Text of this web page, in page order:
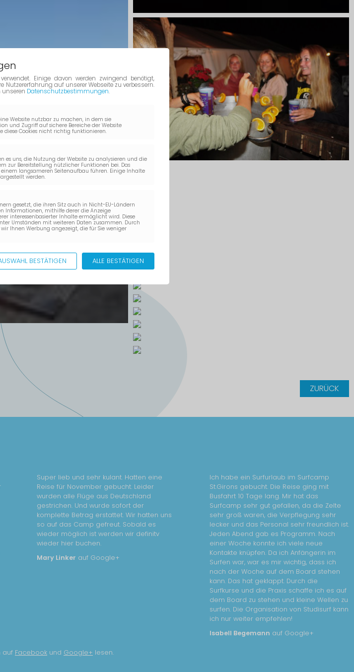
ZURÜCK
Super lieb und sehr kulant. Hatten eine
Reise für November gebucht. Leider
wurden alle Flüge aus Deutschland
gestrichen. Und wurde sofort der
komplette Betrag erstattet. Wir hatten uns
so auf das Camp gefreut. Sobald es
wieder möglich ist werden wir definitv
wieder hier buchen.
Mary Linker auf Google+
Ich habe ein Surfurlaub im Surfcamp
St.Girons gebucht. Die Reise ging mit
Busfahrt 10 Tage lang. Mir hat das
Surfcamp sehr gut gefallen, da die Zelte
sehr groß waren, die Verpflegung sehr
lecker und das Personal sehr freundlich ist.
Jeden Abend gab es Programm. Nach
einer Woche konnte ich viele neue
Kontakte knüpfen. Da ich Anfängerin im
Surfen war, war es mir wichtig, dass ich
nach der Woche auf dem Board stehen
kann. Das hat geklappt. Durch die
Surfkurse und die Praxis schaffe ich es auf
dem Board zu stehen und kleine Wellen zu
surfen. Die Organisation von Studisurf kann
ich nur weiter empfehlen!
Isabell Begemann auf Google+
auf Facebook und Google+ lesen.
Einige davon werden zwingend benötigt,
Nutzererfahrung auf unserer Webseite zu verbessern.
unseren Datenschutzbestimmungen.
Website nutzbar zu machen, in dem sie
und Zugriff auf sichere Bereiche der Website
diese Cookies nicht richtig funktionieren.
es uns, die Nutzung der Website zu analysieren und die
zur Bereitstellung nützlicher Funktionen bei. Das
einem langsameren Seitenaufbau führen. Einige Inhalte
werden.
gesetzt, die ihren Sitz auch in Nicht-EU-Ländern
Informationen, mithilfe derer die Anzeige
interessenbasierter Inhalte ermöglicht wird. Diese
Umständen mit weiteren Daten zusammen. Durch
Ihnen Werbung angezeigt, die für Sie weniger
BESTÄTIGEN ALLE BESTÄTIGEN